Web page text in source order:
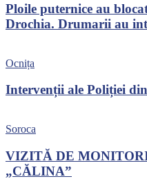
Ploile puternice au
Drochia. Drumarii au
Ocnița
Intervenții ale Poliției
Soroca
VIZITĂ DE
„CĂLINA”